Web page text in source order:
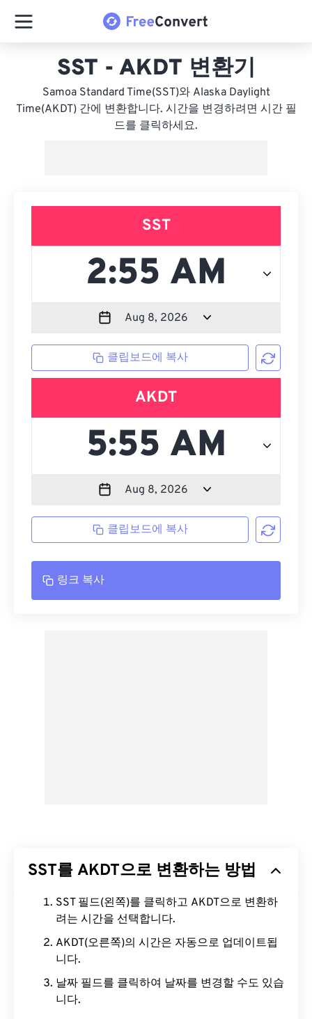
SST - AKDT 변환기
Samoa Standard Time(SST)와 Alaska Daylight
Time(AKDT) 간에 변환합니다. 시간을 변경하려면 시간 필
드를 클릭하세요.
SST
클립보드에 복사
AKDT
클립보드에 복사
링크 복사
SST를 AKDT으로 변환하는 방법
SST 필드(왼쪽)를 클릭하고 AKDT으로 변환하
려는 시간을 선택합니다.
AKDT(오른쪽)의 시간은 자동으로 업데이트됩
니다.
날짜 필드를 클릭하여 날짜를 변경할 수도 있습
니다.